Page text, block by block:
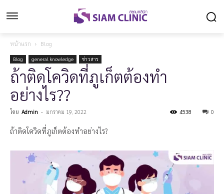
หน้าแรก Blog
Blog general knowledge ข่าวสาร
ถ้าติดโควิดที่ภูเก็ตต้องทำ
อย่างไร??
โดย Admin - มกราคม 19, 2022 0
4538
ถ้าติดโควิดที่ภูเก็ตต้องทำอย่างไร?